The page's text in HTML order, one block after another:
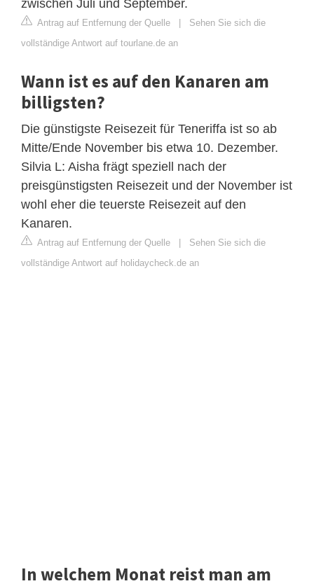
zwischen Juli und September.
Antrag auf Entfernung der Quelle
Sehen Sie sich die
vollständige Antwort auf tourlane.de an
Wann ist es auf den Kanaren am
billigsten?
Die günstigste Reisezeit für Teneriffa ist so ab
Mitte/Ende November bis etwa 10. Dezember.
Silvia L: Aisha frägt speziell nach der
preisgünstigsten Reisezeit und der November ist
wohl eher die teuerste Reisezeit auf den
Kanaren.
Antrag auf Entfernung der Quelle
Sehen Sie sich die
vollständige Antwort auf holidaycheck.de an
In welchem Monat reist man am